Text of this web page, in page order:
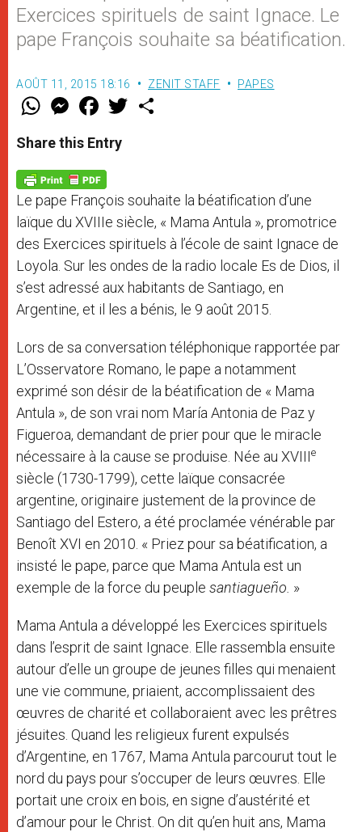
Exercices spirituels de saint Ignace. Le
pape François souhaite sa béatification.
AOÛT 11, 2015 18:16 ZENIT STAFF PAPES
W
t
s
p
p
M
e
s
e
g
e
r
F
a
e
b
o
k
w
Share this Entry
Le pape François souhaite la béatification d’une
laïque du XVIIIe siècle, « Mama Antula », promotrice
des Exercices spirituels à l’école de saint Ignace de
Loyola. Sur les ondes de la radio locale Es de Dios, il
s’est adressé aux habitants de Santiago, en
Argentine, et il les a bénis, le 9 août 2015.
Lors de sa conversation téléphonique rapportée par
L’Osservatore Romano, le pape a notamment
exprimé son désir de la béatification de « Mama
Antula », de son vrai nom María Antonia de Paz y
Figueroa, demandant de prier pour que le miracle
nécessaire à la cause se produise. Née au XVIIIe
siècle (1730-1799), cette laïque consacrée
argentine, originaire justement de la province de
Santiago del Estero, a été proclamée vénérable par
Benoît XVI en 2010. « Priez pour sa béatification, a
insisté le pape, parce que Mama Antula est un
exemple de la force du peuple santiagueño. »
Mama Antula a développé les Exercices spirituels
dans l’esprit de saint Ignace. Elle rassembla ensuite
autour d’elle un groupe de jeunes filles qui menaient
une vie commune, priaient, accomplissaient des
œuvres de charité et collaboraient avec les prêtres
jésuites. Quand les religieux furent expulsés
d’Argentine, en 1767, Mama Antula parcourut tout le
nord du pays pour s’occuper de leurs œuvres. Elle
portait une croix en bois, en signe d’austérité et
d’amour pour le Christ. On dit qu’en huit ans, Mama